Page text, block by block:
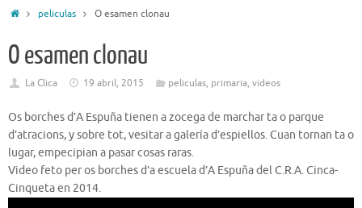
Iniciopeliculas O esamen clonau
O esamen clonau
La Clica 19 abril, 2015 peliculas, primaria, videos
Os borches d’A Espuña tienen a zocega de marchar ta o parque
d’atracions, y sobre tot, vesitar a galería d’espiellos. Cuan tornan ta o
lugar, empecipian a pasar cosas raras.
Video feto per os borches d’a escuela d’A Espuña del C.R.A. Cinca-
Cinqueta en 2014.